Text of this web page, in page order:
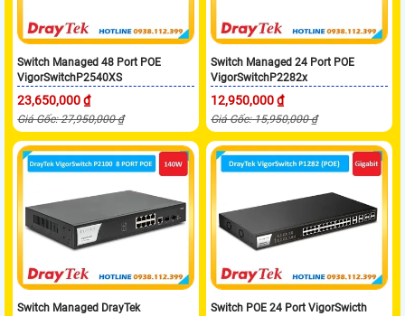
Switch Managed 48 Port POE
VigorSwitchP2540XS
23,650,000 ₫
Giá Gốc: 27,950,000 ₫
Switch Managed 24 Port POE
VigorSwitchP2282x
12,950,000 ₫
Giá Gốc: 15,950,000 ₫
Switch Managed DrayTek
Switch POE 24 Port VigorSwicth